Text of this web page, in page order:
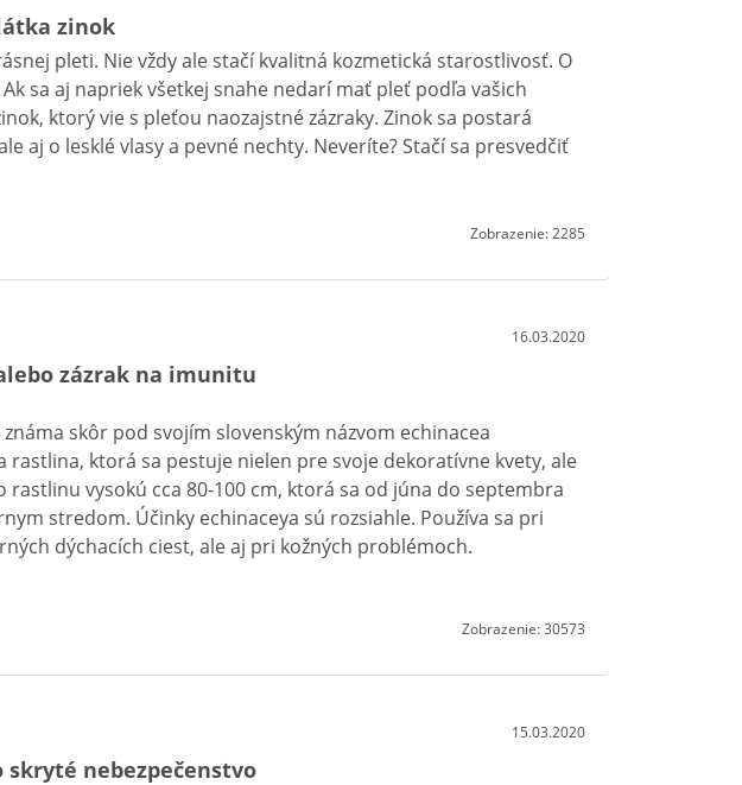
zinok
pleti. Nie vždy ale stačí kvalitná kozmetická starostlivosť. O
sa aj napriek všetkej snahe nedarí mať pleť podľa vašich
ktorý vie s pleťou naozajstné zázraky. Zinok sa postará
aj o lesklé vlasy a pevné nechty. Neveríte? Stačí sa presvedčiť
Zobrazenie: 2285
16.03.2020
zázrak na imunitu
skôr pod svojím slovenským názvom echinacea
rastlina, ktorá sa pestuje nielen pre svoje dekoratívne kvety, ale
rastlinu vysokú cca 80-100 cm, ktorá sa od júna do septembra
stredom. Účinky echinaceya sú rozsiahle. Používa sa pri
dýchacích ciest, ale aj pri kožných problémoch.
Zobrazenie: 30573
15.03.2020
nebezpečenstvo